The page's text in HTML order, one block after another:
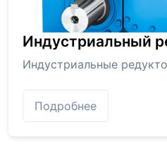
Индустриальный
Индустриальные
Подробнее